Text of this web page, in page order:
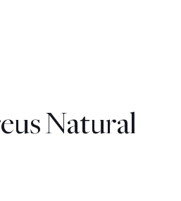
Natural